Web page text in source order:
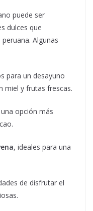
puede ser
dulces que
Algunas
para un desayuno
miel y frutas frescas.
una opción más
, ideales para una
de disfrutar el